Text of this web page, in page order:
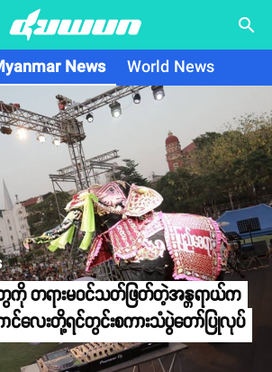
search
News World News
ေကို တရားမဝင်သတ်ဖြတ်တဲ့အန္တရာယ်က
လေးတို့ရင်တွင်းစကားသံပွဲတော်ပြုလုပ်